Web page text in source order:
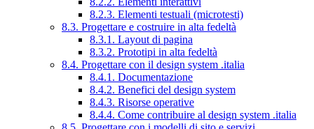
8.2.3. Elementi testuali (microtesti)
8.3. Progettare e costruire in alta fedeltà
8.3.1. Layout di pagina
8.3.2. Prototipi in alta fedeltà
8.4. Progettare con il design system .italia
8.4.1. Documentazione
8.4.2. Benefici del design system
8.4.3. Risorse operative
8.4.4. Come contribuire al design system .italia